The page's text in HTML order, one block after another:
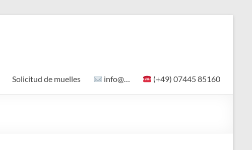
Solicitud de muelles info@… (+49) 07445 85160